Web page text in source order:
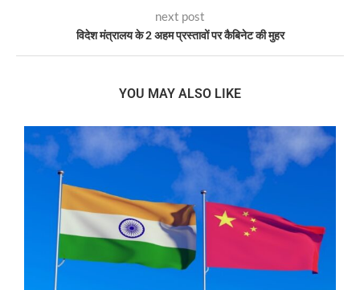
next post
विदेश मंत्रालय के 2 अहम प्रस्तावों पर कैबिनेट की मुहर
YOU MAY ALSO LIKE